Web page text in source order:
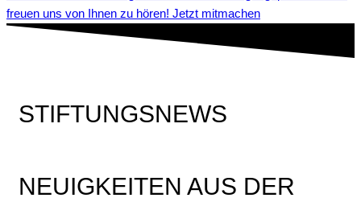
freuen uns von Ihnen zu hören! Jetzt mitmachen
STIFTUNGSNEWS
NEUIGKEITEN AUS DER